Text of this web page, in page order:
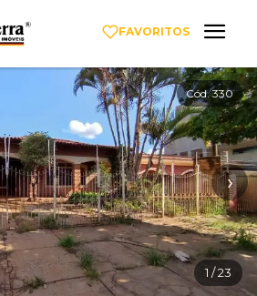
FAVORITOS
Cód. 330
›
1 / 23